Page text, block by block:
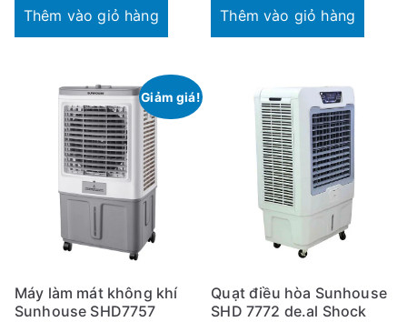
Thêm vào giỏ hàng Thêm vào giỏ hàng
Giảm giá!
Máy làm mát không khí
Sunhouse SHD7757
Quạt điều hòa Sunhouse
SHD 7772 de.al Shock